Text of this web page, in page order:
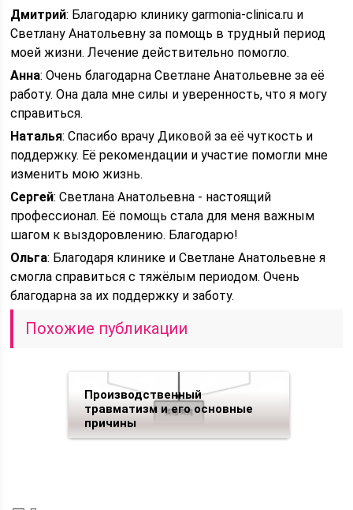
Дмитрий: Благодарю клинику garmonia-clinica.ru и
Светлану Анатольевну за помощь в трудный период
моей жизни. Лечение действительно помогло.
Анна: Очень благодарна Светлане Анатольевне за её
работу. Она дала мне силы и уверенность, что я могу
справиться.
Наталья: Спасибо врачу Диковой за её чуткость и
поддержку. Её рекомендации и участие помогли мне
изменить мою жизнь.
Сергей: Светлана Анатольевна - настоящий
профессионал. Её помощь стала для меня важным
шагом к выздоровлению. Благодарю!
Ольга: Благодаря клинике и Светлане Анатольевне я
смогла справиться с тяжёлым периодом. Очень
благодарна за их поддержку и заботу.
Похожие публикации
Производственный
травматизм и его основные
причины